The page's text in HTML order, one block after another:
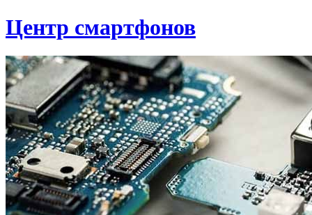
Центр смартфонов